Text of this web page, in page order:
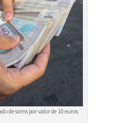
de soms por valor de 10 euros.